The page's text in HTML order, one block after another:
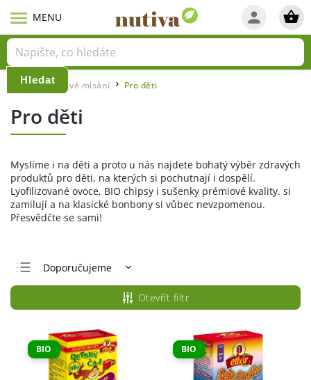
Hledat
Domů / Zdravé mlsání Pro děti
Pro děti
Myslíme i na děti a proto u nás najdete bohatý výběr zdravých
produktů pro děti, na kterých si pochutnají i dospělí.
Lyofilizované ovoce, BIO chipsy i sušenky prémiové kvality. si
zamilují a na klasické bonbony si vůbec nevzpomenou.
Přesvědčte se sami!
Doporučujeme
Nejlevnější
Nejdražší
Nejprodávanější
Abecedně
Otevřít filtr
BIO BIO